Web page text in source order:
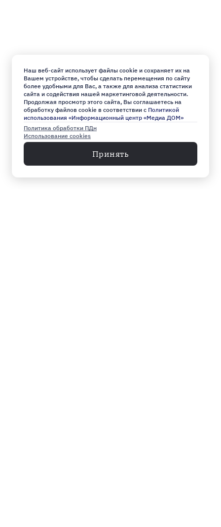
Наш веб-сайт использует файлы cookie и сохраняет их на
Вашем устройстве, чтобы сделать перемещения по сайту
более удобными для Вас, а также для анализа статистики
сайта и содействия нашей маркетинговой деятельности.
Продолжая просмотр этого сайта, Вы соглашаетесь на
обработку файлов cookie в соответствии с Политикой
использования «Информационный центр «Медиа ДОМ»
Политика обработки ПДн
Использование cookies
Принять